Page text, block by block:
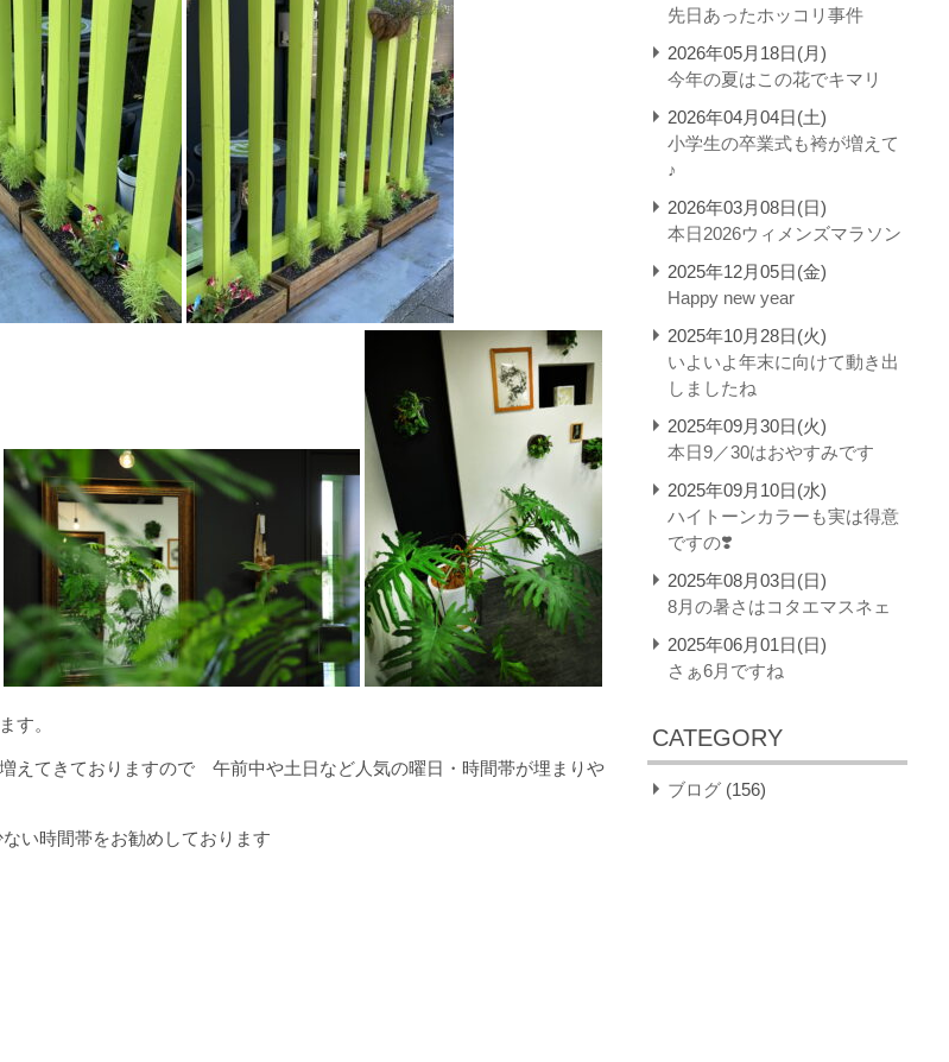
す。
えてきておりますので 午前中や土日など人気の曜日・時間帯が埋まりや
い時間帯をお勧めしております
先日あったホッコリ事件
2026年05月18日(月)
今年の夏はこの花でキマリ
2026年04月04日(土)
小学生の卒業式も袴が増えて
♪
2026年03月08日(日)
本日2026ウィメンズマラソン
2025年12月05日(金)
Happy new year
2025年10月28日(火)
いよいよ年末に向けて動き出
しましたね
2025年09月30日(火)
本日9／30はおやすみです
2025年09月10日(水)
ハイトーンカラーも実は得意
ですの❣️
2025年08月03日(日)
8月の暑さはコタエマスネェ
2025年06月01日(日)
さぁ6月ですね
CATEGORY
ブログ(156)